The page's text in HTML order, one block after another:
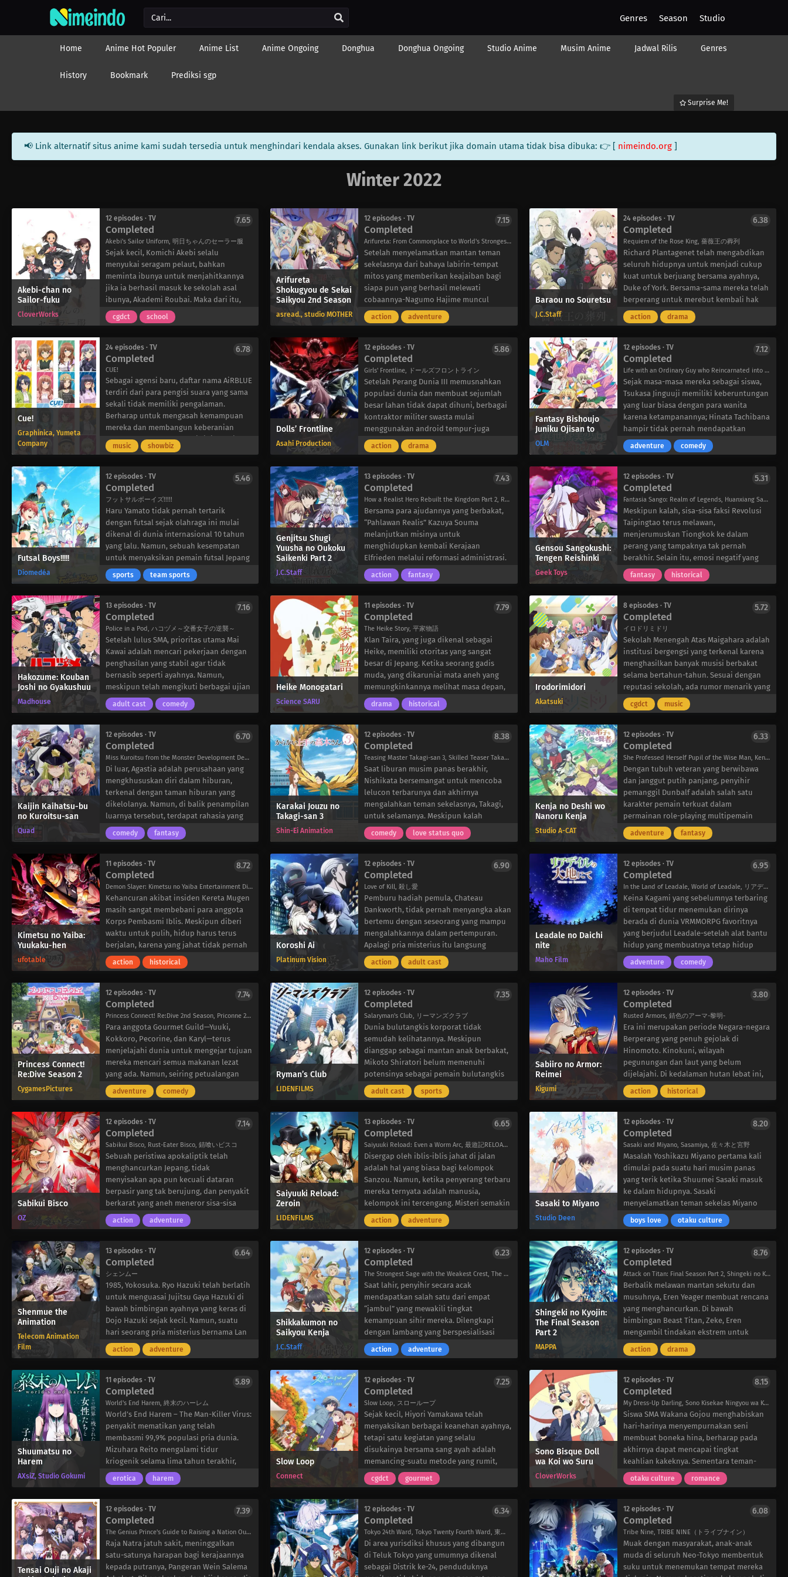
Genres Season Studio
Home Anime Hot Populer Anime List Anime Ongoing Donghua Donghua Ongoing Studio Anime Musim Anime Jadwal Rilis Genres
History Bookmark Prediksi sgp
Surprise Me!
📢 Link alternatif situs anime kami sudah tersedia untuk menghindari kendala akses. Gunakan link berikut jika domain utama tidak bisa dibuka: 👉 [ nimeindo.org ]
Winter 2022
Akebi-chan no
Sailor-fuku
CloverWorks
12 episodes · TV
Completed
Akebi's Sailor Uniform, 明日ちゃんのセーラー服
7.65
Sejak kecil, Komichi Akebi selalu
menyukai seragam pelaut, bahkan
meminta ibunya untuk menjahitkannya
jika ia berhasil masuk ke sekolah asal
ibunya, Akademi Roubai. Maka dari itu,
saat ia diterima di sekolah bergengsi itu,
Komichi sangat gembira. Namun, yang
tidak lagi menggunakan seragam pelaut
sebagai aturan berpakaiannya—yang
membuat Komichi menonjol dari teman-
teman sekolahnya. Meskipun demikian,
Komichi diberi izin untuk terus
mengenakan pakaian tradisional.
Dengan kepercayaan diri yang baru,
Komichi bertemu dengan teman-teman
sekelas yang menarik saat mereka
menjalani kehidupan sekolah bersama. Di
berkembang, hari esok yang
menyenangkan menanti mereka!
cgdct school
Arifureta
Shokugyou de Sekai
Saikyou 2nd Season
asread., studio MOTHER
12 episodes · TV
Completed
Arifureta: From Commonplace to World's Strongest Season 2, From Common Job Class to the Strongest in the World 2nd Season, ありふれた職業で世界最強 2nd Season
7.15
Setelah menyelamatkan mantan teman
sekelasnya dari bahaya labirin-tempat
mitos yang memberikan keajaiban bagi
siapa pun yang berhasil melewati
cobaannya-Nagumo Hajime muncul
sebagai pemenang, sementara para
pahlawan baru di dunia fantasi Tortus
pertama mereka. Bersama dengan teman
seperjalanannya dan anggota tim baru
Kaori Shirasaki, Nagumo melanjutkan
perjalanannya untuk menaklukkan semua
labirin dan akhirnya kembali ke dunia
asalnya.
Sementara itu, para pahlawan dari Bumi
mencoba belajar dari kesalahan mereka
dan mempersiapkan diri untuk
menghadapi invasi pasukan iblis. Saat
musuh baru dan lama mulai menjalankan
rencana jahat mereka. Sekali lagi,
Nagumo harus membuktikan bahwa dia
bisa menang melawan lawan yang paling
tangguh, sambil melindungi orang-orang
yang paling dia sayangi.
action adventure
Baraou no Souretsu
J.C.Staff
24 episodes · TV
Completed
Requiem of the Rose King, 薔薇王の葬列
6.38
Richard Plantagenet telah mengabdikan
seluruh hidupnya untuk menjadi cukup
kuat untuk berjuang bersama ayahnya,
Duke of York. Bersama-sama mereka telah
berperang untuk merebut kembali hak
atas takhta Inggris dari Raja Henry VI dan
Wangsa Lancaster. Namun, Richard muda
rahasia yang dicemooh ibunya, yang
selalu diingatkan oleh suara-suara kejam
di kepalanya. Bahkan di tengah
kekacauan pribadinya, ia beruntung
menemukan pelipur lara dalam terang
kasih sayang ayahnya. Namun ketika
Perang Mawar berubah menjadi lebih
berdarah, ambisi Richard yang membara
tumbuh sementara kesetiaan lamanya
terpecah, mengancam akan menodai
action drama
Cue!
Graphinica, Yumeta
Company
24 episodes · TV
Completed
CUE!
6.78
Sebagai agensi baru, daftar nama AiRBLUE
terdiri dari para pengisi suara yang sama
sekali tidak memiliki pengalaman.
Berharap untuk mengasah kemampuan
mereka dan membangun keberanian
secara bertahap, para gadis ini terkejut
ketika kepala agensi mereka, Masaki
akan mengikuti audisi untuk Bloomball-
manga olahraga populer yang akan
diadaptasi ke dalam bentuk anime.
Meskipun banyak rintangan yang
menghadang mereka, setiap gadis kini
memiliki kesempatan penting untuk
memulai debut mereka di dunia akting
suara yang tak ada matinya.
music showbiz
Dolls’ Frontline
Asahi Production
12 episodes · TV
Completed
Girls' Frontline, ドールズフロントライン
5.86
Setelah Perang Dunia III memusnahkan
populasi dunia dan membuat sejumlah
besar lahan tidak dapat dihuni, berbagai
kontraktor militer swasta mulai
menggunakan android tempur-juga
dikenal sebagai “T-Dolls”-untuk menjaga
perdamaian di negara-negara yang tidak
unggul daripada pejuang berdarah-
daging, T-Dolls tidak mampu merumuskan
rencana yang rumit dan dengan demikian
membutuhkan komandan manusia untuk
mengeluarkan perintah.
Sangvis Ferri adalah produsen T-Doll
terkemuka di industri ini hingga mereka
mencoba memasang T-Doll khusus
sebagai komandan tunggal perusahaan
tersebut-yang mengakibatkan kematian
menguasai pabrik Sangvis, AI yang jahat
menyatakan perang terhadap sisa-sisa
umat manusia. Sekarang menghadapi
invasi robot yang bermusuhan, Griffin &
Kryuger adalah satu-satunya organisasi
paramiliter yang cukup kuat untuk
menahan konfrontasi dan menghentikan
kemajuan mereka yang merusak.
Menyelidiki peristiwa yang berkaitan
dengan agresi Sangvis Ferri, satuan tugas
yang sangat rahasia di sebuah gudang
yang ditinggalkan, tetapi mereka segera
disergap. Berharap untuk melindungi
temuan mereka, kelompok ini
membubarkan diri untuk sementara dan
setiap Boneka bersembunyi. Sementara
itu, Gentiane yang malas namun berbakat
dipekerjakan oleh Griffin sebagai
komandan pemula dan diberi misi
pertama yang sangat penting-melacak
rahasia sebelum Sangvis Ferri bisa.
action drama
Fantasy Bishoujo
Juniku Ojisan to
OLM
12 episodes · TV
Completed
Life with an Ordinary Guy who Reincarnated into a Total Fantasy Knockout, Fabiniku, Isekai Bishoujo Juniku Ojisan, 異世界美少女受肉おじさんと
7.12
Sejak masa-masa mereka sebagai siswa,
Tsukasa Jinguuji memiliki keberuntungan
yang luar biasa dengan para wanita
karena ketampanannya; Hinata Tachibana
hampir tidak pernah mendapatkan
wanita, karena dibayangi oleh
kecemerlangan Jinguuji. Namun,
menunjukkan ketertarikan pada lawan
jenis, Tachibana selalu putus asa untuk
mendapatkan pacar. Terlepas dari
perbedaan yang sangat mencolok, mereka
tetap bersahabat baik bahkan di usia
mereka yang sudah menginjak kepala tiga
sebagai pegawai.
Suatu malam, keduanya pulang dari
sebuah pesta dansa di mana Jinguuji
menjadi pusat perhatian seperti biasa.
yang frustasi secara tidak sengaja ingin
menjadi seorang gadis cantik dengan
pesona yang tak tertahankan. Seolah-
olah langit mendengarkan, seorang dewi
tiba-tiba menampakkan diri di hadapan
Jinguuji dan Tachibana, membawa mereka
ke dunia lain untuk mengalahkan Raja
Iblis dan secara bersamaan mengabulkan
keinginan Tachibana.
Tachibana-sekarang dalam tubuh seorang
begitu menarik sehingga Jinguuji pun
terpikat. Selain itu, Tachibana semakin
menyadari penampilan Jinguuji yang
memukau, dan akhirnya memahami
popularitasnya. Sebelum mereka jatuh
cinta satu sama lain, keduanya harus
menyelesaikan misi mereka atau berisiko
menjadi tawanan kegilaan mereka
selamanya.
adventure comedy
Futsal Boys!!!!!
Diomedéa
12 episodes · TV
Completed
フットサルボーイズ!!!!!
5.46
Haru Yamato tidak pernah tertarik
dengan futsal sejak olahraga ini mulai
dikenal di dunia internasional 10 tahun
yang lalu. Namun, sebuah kesempatan
untuk menyaksikan pemain futsal Jepang
Tokinari Tennoji bertanding di Piala
Dunia U-18 benar-benar mengubah sudut
pada hari pertamanya di SMA Koyo
Gakuen, Haru dengan antusias bergabung
dengan klub futsal.
Di sana, ia bertemu dengan berbagai
pemain berbakat termasuk kapten Toi
Tsukioka, yang merupakan bagian dari
tim U-18 yang sama dengan Tennoji.
Meskipun memiliki daftar pemain yang
dinamis, Koyo Futsal Club masih memiliki
jalan panjang untuk membentuk sebuah
lawan tangguh-khususnya untuk Haru,
yang merupakan seorang pemula dalam
olahraga ini!
sports team sports
Genjitsu Shugi
Yuusha no Oukoku
Saikenki Part 2
J.C.Staff
13 episodes · TV
Completed
How a Realist Hero Rebuilt the Kingdom Part 2, Re:Construction the Elfrieden Kingdom Tales of Realistic Brave, A Realist Hero's Kingdom Restoration Chronicle, 現実主義勇者の王国再建記
7.43
Bersama para ajudannya yang berbakat,
“Pahlawan Realis” Kazuya Souma
melanjutkan misinya untuk
menghidupkan kembali Kerajaan
Elfrieden melalui reformasi administrasi.
Setelah berhasil menaklukkan Van—ibu
kota Kerajaan Amidonia—Kazuya kini
Chaos, yang ingin memberikan hukuman
karena melanggar larangan perang yang
ditetapkan oleh Perjanjian Deklarasi
Umat Manusia. Meskipun dalam situasi
yang mengerikan, Kazuya melihat jalan
untuk menghindari konflik yang tidak
perlu sambil mendapatkan sekutu baru.
Dengan rencananya yang tampaknya
sempurna, satu-satunya penghalang
untuk mencapai keberhasilan adalah
tersebut.
action fantasy
Gensou Sangokushi:
Tengen Reishinki
Geek Toys
12 episodes · TV
Completed
Fantasia Sango: Realm of Legends, Huanxiang Sanguozhi, 幻想三國誌 -天元霊心記-
5.31
Meskipun kalah, sisa-sisa faksi Revolusi
Taipingtao terus melawan,
menjerumuskan Tiongkok ke dalam
perang yang tampaknya tak pernah
berakhir. Selain itu, emosi negatif yang
ditinggalkan oleh jumlah korban jiwa
pemberontakan yang besar mulai
makhluk ganas yang disebut “wangliang.”
Makhluk-makhluk ini dapat merasuki
manusia dan mengubahnya menjadi
setan yang mengerikan, sehingga
menyebabkan lebih banyak kematian dan
racun serta menciptakan lingkaran setan
yang menimbulkan keputusasaan lebih
lanjut di negeri itu.
Sebagai tindakan balasan, para dewa
abadi yang dikenal sebagai “Tianyuan”
menjadi “Pemburu.” Yang menyertai
mereka adalah “Guizhan,” spesialis yang
diciptakan oleh Tianyuan yang dapat
menyerap racun dan berubah menjadi
setan sendiri, bertindak sebagai senjata
yang sangat diperlukan untuk melawan
wangliang.
Setelah kecelakaan tragis yang
melibatkan Guizhan yang lepas kendali
menyebabkan pembubaran Unit Pemburu
Pemburu yang menjanjikan—yaitu Ji Ying,
Qiao Xun, dan Yan Ding—untuk
mereformasi kelompok tersebut. Namun,
karena alasan yang tidak diketahui,
Tianyuan juga menunjuk Xiao Ling—
Guizhan muda yang bertanggung jawab
atas kejatuhan unit sebelumnya—untuk
bertarung bersama ketiganya. Meskipun
ketegangan meningkat, para anggota tim
yang dihidupkan kembali harus
secara kolektif menggunakan
kemampuan mereka untuk mencapai
kemenangan melawan musuh bersama.
fantasy historical
Hakozume: Kouban
Joshi no Gyakushuu
Madhouse
13 episodes · TV
Completed
Police in a Pod, ハコヅメ～交番女子の逆襲～
7.16
Setelah lulus SMA, prioritas utama Mai
Kawai adalah mencari pekerjaan dengan
penghasilan yang stabil agar tidak
bernasib seperti ayahnya. Namun,
meskipun telah mengikuti berbagai ujian
pegawai negeri, ia dihadapkan pada
kenyataan pahit: hampir semua lembaga
menerimanya adalah akademi kepolisian,
yang dengan berat hati ia masuki.
Bahkan sekarang setelah dia menjadi
seorang perwira polisi yang sebenarnya,
dunia masih tetap kejam terhadap Mai.
Karena profesinya, dia secara tak terduga
menerima kritik terus-menerus dari warga
yang tidak puas. Karena kecewa dengan
perlakuan yang tidak bersahabat, ia
memutuskan untuk mengajukan surat
bekerja.
Namun, di hari yang sama ketika Mai
memilih untuk berhenti, ia bertemu
dengan Seiko Fuji-mantan kepala Divisi
Urusan Kriminal yang ditugaskan sebagai
instruktur barunya. Menemukan rekan
kerja barunya yang mempesona, Mai
menunda untuk pergi dan memberikan
kesempatan kedua pada pekerjaannya
yang tidak menarik.
adult cast comedy
Heike Monogatari
Science SARU
11 episodes · TV
Completed
The Heike Story, 平家物語
7.79
Klan Taira, yang juga dikenal sebagai
Heike, memiliki otoritas yang sangat
besar di Jepang. Ketika seorang gadis
muda, yang dikaruniai mata aneh yang
memungkinkannya melihat masa depan,
dengan bodohnya tidak menghormati
klan, ayahnya membayar harga
setelah itu, seperti yang sudah
ditakdirkan, Taira no Shigemori-putra
tertua dari pemimpin klan-bertemu
dengan gadis malang yang sama, yang
sekarang menyebut dirinya “Biwa.” Biwa
memberitahunya bahwa keruntuhan
Heike sudah dekat. Setelah mengetahui
ketidakadilan besar yang diderita Biwa di
tangan Heike, Shigemori bersumpah
untuk menerimanya dan merawatnya
Di era ketegangan militer yang meningkat,
Heike berada di tengah-tengah
perebutan kekuasaan yang licik, dan
perang berlumuran darah sudah di depan
mata. Shigemori, yang matanya dapat
melihat arwah orang mati, merasa cemas
sekaligus penuh harapan untuk
mencegah kehancuran klannya. Namun,
Biwa enggan mengungkapkan masa
depan kepadanya dan harus beradaptasi
dengan kebahagiaan dan kesedihan
dalam bab penting dalam sejarah Jepang
ini.
drama historical
Irodorimidori
Akatsuki
8 episodes · TV
Completed
イロドリミドリ
5.72
Sekolah Menengah Atas Maigahara adalah
institusi bergengsi yang terkenal karena
menghasilkan banyak musisi berbakat
selama bertahun-tahun. Sesuai dengan
reputasi sekolah, ada rumor menarik yang
beredar di antara para siswanya: siapa
pun yang memberikan penampilan
akan mendapatkan nilai tambahan.
Serina Akesaka adalah seorang siswa
tahun pertama yang hampir gagal dalam
pelajarannya. Setelah mengingat rumor
yang beredar, Serina memutuskan untuk
merekrut empat orang siswa – Nazuna
Tennouzu, Aliciana Ogata, Hakobe Naru,
dan Nagi Kobotoke – untuk membentuk
sebuah band bersamanya. Ketika kelima
gadis yang penuh semangat ini memulai
akan mereka hasilkan pasti akan
menyentuh hati semua orang dan
meninggalkan dampak yang abadi.
cgdct music
Kaijin Kaihatsu-bu
no Kuroitsu-san
Quad
12 episodes · TV
Completed
Miss Kuroitsu from the Monster Development Department, 怪人開発部の黒井津さん
6.70
Di luar, Agastia adalah perusahaan yang
mengkhususkan diri dalam hiburan,
terkenal dengan taman hiburan yang
dikelolanya. Namun, di balik penampilan
luarnya tersebut, terdapat rahasia yang
sangat penting: Agastia adalah salah satu
dari berbagai organisasi jahat yang
menguasai dunia. Terlepas dari sifat
aslinya, perusahaan tersebut
menawarkan daya tarik yang membuatnya
layak untuk bertahan dalam lingkungan
kerja tersebut. Dipimpin oleh
pemimpinnya yang hebat, Akashic, Agastia
baru-baru ini menjadi pelopor dalam
mencapai tujuan bersama rekan-
rekannya.
Bekerja untuk Divisi Pengembangan
seorang peneliti yang terutama
melakukan kerja lapangan karena
keanehan para seniornya. Pekerjaan
sehari-hari Kuroitsu juga termasuk
memberikan presentasi dan proposal
yang tiba-tiba, memenuhi harapan yang
tidak masuk akal untuk desain monster,
dan menemani monster tersebut untuk
menghadapi kekalahan yang tak
terelakkan oleh musuh-musuh Agastia.
menghentikan Kuroitsu untuk melakukan
yang terbaik jika itu berarti mendapatkan
promosi yang diinginkannya!
comedy fantasy
Karakai Jouzu no
Takagi-san 3
Shin-Ei Animation
12 episodes · TV
Completed
Teasing Master Takagi-san 3, Skilled Teaser Takagi-san 3rd Season, Karakai Jouzu no Takagi-san Third Season, からかい上手の高木さん3
8.38
Saat liburan musim panas berakhir,
Nishikata bersemangat untuk mencoba
lelucon terbarunya dan akhirnya
mengalahkan teman sekelasnya, Takagi,
untuk selamanya. Meskipun kalah
beruntun, dia perlahan-lahan mulai
mengetahui cara kerja pikirannya yang
motivasi Takagi di balik godaannya
mungkin tidak seperti yang dia duga. Satu
hal yang pasti: setiap hari yang
menyenangkan untuk menyusun strategi
dan berkompetisi membuat keduanya
semakin dekat.
comedy love status quo
Kenja no Deshi wo
Nanoru Kenja
Studio A-CAT
12 episodes · TV
Completed
She Professed Herself Pupil of the Wise Man, Kendeshi, 賢者の弟子を名乗る賢者
6.33
Dengan tubuh veteran yang berwibawa
dan janggut putih panjang, penyihir
pemanggil Dunbalf adalah salah satu
karakter pemain terkuat dalam
permainan role-playing multipemain
daring realitas virtual Ark Earth Online,
bahkan digembar-gemborkan sebagai
“Sembilan Penyihir Bijak” dan Raja
Salomo, mereka membentuk pemain
penyihir Kerajaan Alcait. Namun suatu
hari, Dunbalf dan Sembilan Penyihir Bijak
lainnya tiba-tiba menghilang tanpa
meninggalkan jejak.
Dalam upaya untuk menghabiskan
kreditnya yang sudah habis, Dunbalf
membeli perlengkapan kosmetik dan
mengutak-atik karakternya; namun,
proses penyesuaian. Saat bangun,
Dunbalf tidak hanya menyadari bahwa
dunia Ark Earth Online menjadi lebih
realistis, tetapi juga menemukan bahwa
ia telah berubah menjadi seorang gadis
yang imut! Setelah sampai di Alcait, dia
mengetahui bahwa sudah 30 tahun
berlalu sejak dia menghilang.
Sekarang ditugaskan untuk menemukan
penyihir lain yang hilang oleh Raja
menyatakan identitas barunya sebagai
Mira-Murid Orang Bijak Dunbalf-dan
bertualang untuk membuktikan
warisannya.
adventure fantasy
Kimetsu no Yaiba:
Yuukaku-hen
ufotable
11 episodes · TV
Completed
Demon Slayer: Kimetsu no Yaiba Entertainment District Arc, 鬼滅の刃 遊郭編
8.72
Kehancuran akibat insiden Kereta Mugen
masih sangat membebani para anggota
Korps Pembasmi Iblis. Meskipun diberi
waktu untuk pulih, hidup harus terus
berjalan, karena yang jahat tidak pernah
tidur: iblis yang ganas meneror para
wanita cantik di Distrik Hiburan
dan ketiga istrinya sedang menangani
kasus ini. Namun, ketika dia segera
kehilangan kontak dengan pasangannya,
Tengen takut akan hal terburuk dan
meminta bantuan Tanjirou Kamado,
Zenitsu Agatsuma, dan Inosuke Hashibira
untuk menyusup ke rumah-rumah paling
terkemuka di distrik ini dan menemukan
Iblis Tingkat Atas yang bejat.
action historical
Koroshi Ai
Platinum Vision
12 episodes · TV
Completed
Love of Kill, 殺し愛
6.90
Pemburu hadiah pemula, Chateau
Dankworth, tidak pernah menyangka akan
bertemu dengan seseorang yang mampu
mengalahkannya dalam pertempuran.
Apalagi pria misterius itu langsung
tertarik padanya-sampai-sampai
membantu misinya. Namun, Chateau
rencana untuk menjalin hubungan
pribadi dengannya.
Perusahaan Chateau segera ditugaskan
untuk menghabisi Song Ryang-ha-
seorang pembunuh bayaran yang ahli dan
mantan anggota organisasi yang kuat di
Asia. Secara kebetulan, Ryang-ha adalah
pria yang selama ini mengejarnya.
Terlepas dari latar belakangnya, Chateau
dengan enggan setuju untuk bertemu
kesepakatan: sebagai imbalan untuk
berkencan dengannya, dia akan
memberinya lokasi target saat ini, hidup
atau mati.
Namun ketika masa lalu mulai
menghantui kedua pembunuh itu,
kesepakatan mereka mungkin harus
berakhir, karena keterikatan mereka
membuat hidup mereka terancam.
action adult cast
Leadale no Daichi
nite
Maho Film
12 episodes · TV
Completed
In the Land of Leadale, World of Leadale, リアデイルの大地にて
6.95
Keina Kagami yang sebelumnya terbaring
di tempat tidur menemukan dirinya
berada di dunia VRMMORPG favoritnya
yang berjudul Leadale-setelah alat bantu
hidup yang membuatnya tetap hidup
gagal. Bereinkarnasi dalam tubuh
karakter level tingginya, “Cayna,” ia
dengan dunia yang pernah ia mainkan.
Setelah dia belajar, dua ratus tahun telah
berlalu sejak terakhir kali dia berinteraksi
dengan dunia. Namun, hal ini tidak
membuat Cayna sedih-karena ini berarti
perjalanan baru telah menunggunya,
penuh dengan prospek yang menarik dan
wajah-wajah asing yang menunggu untuk
dijelajahi.
adventure comedy
Princess Connect!
Re:Dive Season 2
CygamesPictures
12 episodes · TV
Completed
Princess Connect! Re:Dive 2nd Season, Priconne 2nd Season, プリンセスコネクト! Re:Dive Season 2
7.74
Para anggota Gourmet Guild—Yuuki,
Kokkoro, Pecorine, dan Karyl—terus
menjelajahi dunia untuk mengejar tujuan
mereka mencari semua makanan lezat
yang ada. Namun, seiring petualangan
mereka berlanjut, misteri di balik
kenangan Yuuki, kesetiaan Karyl, dan
tampaknya membentuk kebenaran yang
membentuk fondasi dunia.
adventure comedy
Ryman’s Club
LIDENFILMS
12 episodes · TV
Completed
Salaryman's Club, リーマンズクラブ
7.35
Dunia bulutangkis korporat tidak
semudah kelihatannya. Meskipun
dianggap sebagai mantan anak berbakat,
Mikoto Shiratori belum memenuhi
potensinya sebagai pemain bulutangkis
untuk Mitsuhoshi Bank. Karena sebuah
insiden di masa lalu, Mikoto mencoba
tunggal; namun, ia gagal memberikan
hasil yang positif, yang membuat
atasannya kecewa.
Setelah dipecat dari bank, Mikoto
direkrut oleh tim bulutangkis perusahaan
Sunlight Beverage. Yang mengejutkan,
tidak hanya latihan yang dimulai pada
malam hari, tetapi dia juga harus bekerja
di bagian penjualan perusahaan pada
siang hari. Meskipun ini bukan
bahwa dia diundang hanya untuk
berolahraga. Lebih buruk lagi, dia dipaksa
untuk bertanding di nomor ganda
meskipun dia enggan.
Berjuang untuk menyesuaikan diri
dengan kehidupan profesional barunya,
Mikoto mulai meragukan keputusannya
untuk bergabung dengan perusahaan.
Namun, ketika ia belajar lebih banyak
tentang rekan-rekan setimnya yang baru,
yang diperlukan untuk memajukan karier
bulutangkisnya.
adult cast sports
Sabiiro no Armor:
Reimei
Kigumi
12 episodes · TV
Completed
Rusted Armors, 錆色のアーマ-黎明-
3.80
Era ini merupakan periode Negara-negara
Berperang yang penuh gejolak di
Hinomoto. Kinokuni, wilayah
pegunungan dan laut yang belum
dijelajahi. Di kedalaman hutan lebat ini,
terdapat sebuah kelompok yang
menggunakan “Yatagarasu” sebagai
menggunakan senjata api sebagai
senjata. Nama mereka adalah “Saikashu”.
“Magoichi” adalah orang yang datang dari
negara asing yang mewarisi nama
tersebut sebagai kepala Saikashu. Di sisi
lain, “Saburo” dengan cepat merasakan
tanda-tanda agresi dari kekuatan Eropa
dan berjuang untuk melindungi
Hinomoto.
Nasib keduanya yang awalnya tidak akan
melawan penjajah yang datang dari
negara asing ─!
action historical
Sabikui Bisco
OZ
12 episodes · TV
Completed
Sabikui Bisco, Rust-Eater Bisco, 錆喰いビスコ
7.14
Sebuah peristiwa apokaliptik telah
menghancurkan Jepang, tidak
menyisakan apa pun kecuali dataran
berpasir yang tak berujung, dan penyakit
berkarat yang aneh meneror sisa-sisa
peradaban. Menurut pemerintah,
keadaan dunia baru yang mengerikan ini
disebarkan oleh orang-orang seperti
Bisco Akaboshi, yang dijuluki “Jamur
Pemakan Manusia.”
Namun Bisco akan membantahnya. Pada
kenyataannya, dia adalah “Pelindung
Jamur,” yang bertekad untuk menemukan
jamur “Sabikui” yang legendaris-yang
disebut-sebut sebagai obat terbaik untuk
penyakit karat. Bergabung dengannya
dalam pencariannya adalah kepiting
Milo Nekoyanagi, yang secara aktif
mencari pengobatan keracunan karat
untuk saudara perempuannya yang sakit.
Terlepas dari prasangka buruk yang
ditujukan kepadanya oleh orang-orang
biasa, Bisco menolak untuk menyerah
dalam usahanya untuk memurnikan
dunia yang membusuk.
action adventure
Saiyuuki Reload:
Zeroin
LIDENFILMS
13 episodes · TV
Completed
Saiyuuki Reload: Even a Worm Arc, 最遊記RELOAD -ZEROIN-
6.65
Disergap oleh iblis-iblis jahat di jalan
adalah hal yang biasa bagi kelompok
Sanzou. Namun, ketika penyerang terbaru
mereka ternyata adalah manusia,
kelompok ini tercengang. Misteri semakin
dalam ketika mereka bertemu dengan
seorang pendeta pengembara, Hazel
mengesankan, Gaty Nene Hawk. Pasangan
ini berasal dari ujung Barat, dengan Hazel
menggunakan kekuatan kebangkitannya
untuk membantu desa-desa yang dilanda
kesedihan. Meskipun kemampuannya
disambut baik oleh masyarakat,
kebenaran di baliknya tidak seajaib
kelihatannya. Selain itu, manusia yang
dibangkitkan mendapatkan mata emas,
sifat yang mereka miliki bersama dengan
Tampaknya niat pendeta yang ramah ini
tidak semurah hati yang diperkirakan –
dan kelompok Sanzou tinggal selangkah
lagi untuk mengungkapnya.
action adventure
Sasaki to Miyano
Studio Deen
12 episodes · TV
Completed
Sasaki and Miyano, Sasamiya, 佐々木と宮野
8.20
Masalah Yoshikazu Miyano pertama kali
dimulai pada suatu hari musim panas
yang terik ketika Shuumei Sasaki masuk
ke dalam hidupnya. Sasaki
menyelamatkan teman sekelas Miyano
dari sekelompok pengganggu, dan
setelah itu, Miyano tampaknya tidak bisa
itu. Kekaguman diam-diamnya terhadap
Sasaki berangsur-angsur berubah
menjadi kekesalan setiap kali si
berandalan itu menolak untuk
meninggalkannya sendirian. Terus-
menerus dipanggil dengan nama
panggilan yang lucu dan batasan-
batasannya diabaikan, Miyano bertanya-
tanya mengapa Sasaki ingin dekat
dengannya.
menyimpan rahasia yang memalukan—dia
adalah seorang “fudanshi,” seorang anak
laki-laki yang menyukai manga cinta anak
laki-laki (BL). Hal terakhir yang dia
inginkan adalah siswa lain
mengetahuinya, tetapi melalui kesalahan
lidah, dia mengungkapkan kebenaran
kepada Sasaki. Penasaran, Sasaki yang
tidak tahu apa-apa meminta untuk
meminjam buku untuk dibaca, yang
enggan. Yang mengejutkan Miyano, Sasaki
menikmati BL yang diterimanya dan
meminta lebih banyak, menandai
perubahan dalam dinamika aneh mereka.
Meskipun Sasaki tampaknya memiliki
beberapa agenda pribadi, perasaannya
boys love otaku culture
Shenmue the
Animation
Telecom Animation
Film
13 episodes · TV
Completed
シェンムー
6.64
1985, Yokosuka. Ryo Hazuki telah berlatih
untuk menguasai Jujitsu Gaya Hazuki di
bawah bimbingan ayahnya yang keras di
Dojo Hazuki sejak kecil. Namun, suatu
hari seorang pria misterius bernama Lan
Di membunuh ayahnya dan mengambil
“cermin” yang dilindungi ayahnya. Ryo
di balik pembunuhan ayahnya, tetapi
segera menemukan dirinya terjebak
dalam perang antara organisasi bawah
tanah …. Bepergian dari Yokosuka ke
Hong Kong, perjalanan panjang Ryo pun
dimulai!
action adventure
Shikkakumon no
Saikyou Kenja
J.C.Staff
12 episodes · TV
Completed
The Strongest Sage with the Weakest Crest, The Strongest Sage of Disqualified Crest, Shikkakumon no Saikyokenja, 失格紋の最強賢者
6.23
Saat lahir, penyihir secara acak
mendapatkan salah satu dari empat
“jambul” yang mewakili tingkat
kemampuan sihir mereka. Dilengkapi
dengan lambang yang berspesialisasi
dalam penciptaan, seorang pria bernama
Gayus mencapai puncak potensinya, dan
Terlepas dari kekuatannya yang luar
biasa, dia tidak puas dengan
kemampuannya dan berkeinginan untuk
memiliki tanda yang cocok untuk
pertarungan jarak dekat. Mengetahui
bahwa lambang seseorang tidak dapat
diubah, Gayus memutuskan untuk
bereinkarnasi jauh ke masa depan,
dengan harapan dapat mengubah
nasibnya.
kembali sebagai Mathias Hildesheimer,
dan berhasil mendapatkan jambul yang
telah lama didambakannya. Namun, dia
terkejut saat mengetahui bahwa pada
masa ini, sihir telah sangat berkurang,
dan teknik yang dulunya digunakan
action adventure
Shingeki no Kyojin:
The Final Season
Part 2
MAPPA
12 episodes · TV
Completed
Attack on Titan: Final Season Part 2, Shingeki no Kyojin Season 4, Attack on Titan Season 4, 進撃の巨人 The Final Season Part 2
8.76
Berbalik melawan mantan sekutu dan
musuhnya, Eren Yeager membuat rencana
yang menghancurkan. Di bawah
bimbingan Beast Titan, Zeke, Eren
mengambil tindakan ekstrem untuk
mengakhiri konflik kuno antara Marley
dan Eldia-tetapi niat sejatinya tetap
keluarganya, Eren berjuang untuk
mengendalikan takdirnya sendiri.
Sementara itu, bangsa Marley dan Eldia
yang telah lama berseteru memanfaatkan
tentara dan Titan dalam perlombaan
brutal untuk menghabisi satu sama lain.
Reiner Braun menggunakan kekuatannya
sendiri dalam upaya putus asa untuk
menahan kekuatan militeristik Eren, dan
rekan-rekannya sesama Eldia-anak-anak
keras untuk bertahan hidup dalam
kekacauan yang terjadi.
Di tempat lain, teman masa kecil Eren,
Mikasa Ackerman dan Armin Arlert, tetap
dipenjara bersama mantan rekan-rekan
Eren di Korps Survei, yang semuanya
action drama
Shuumatsu no
Harem
AXsiZ, Studio Gokumi
11 episodes · TV
Completed
World's End Harem, 終末のハーレム
5.89
World’s End Harem – The Man-Killer Virus:
penyakit mematikan yang telah
membasmi 99,9% populasi pria dunia.
Mizuhara Reito mengalami tidur
kriogenik selama lima tahun terakhir,
meninggalkan Tachibana Erisa, gadis
impiannya. Ketika Reito terbangun dari
yang gila seks di mana dia sendiri adalah
sumber daya paling berharga di planet
ini. Reito dan empat pejantan lainnya
diberi kehidupan mewah dan satu misi
sederhana: mengisi kembali dunia
dengan menghamili sebanyak mungkin
erotica harem
Slow Loop
Connect
12 episodes · TV
Completed
Slow Loop, スローループ
7.25
Sejak kecil, Hiyori Yamakawa telah
menyaksikan berbagai keanehan ayahnya,
tetapi satu kegiatan yang selalu
disukainya bersama sang ayah adalah
memancing-suatu metode yang rumit,
namun bermanfaat untuk menangkap
ikan. Bahkan setelah kematiannya yang
pantai di waktu senggangnya, menikmati
kegembiraan yang diberikan oleh
kenang-kenangan ayahnya.
Tiga tahun kemudian, ibu Hiyori
memutuskan untuk menikah lagi dan
mengatur makan malam dengan
cgdct gourmet
Sono Bisque Doll
wa Koi wo Suru
CloverWorks
12 episodes · TV
Completed
My Dress-Up Darling, Sono Kisekae Ningyou wa Koi wo Suru, KiseKoi, その着せ替え人形は恋をする
8.15
Siswa SMA Wakana Gojou menghabiskan
hari-harinya menyempurnakan seni
membuat boneka hina, berharap pada
akhirnya dapat mencapai tingkat
keahlian kakeknya. Sementara teman-
teman remajanya menyibukkan diri
dengan budaya pop, Gojou menemukan
untuk boneka-bonekanya. Meskipun
demikian, ia berusaha keras untuk
merahasiakan hobinya yang unik, karena
ia yakin akan diejek jika hal itu
terungkap.
Marin Kitagawa muncul, seorang gadis
otaku culture romance
Tensai Ouji no Akaji
12 episodes · TV
Completed
The Genius Prince's Guide to Raising a Nation Out of Debt, 天才王子の赤字国家再生術
7.39
Raja Natra jatuh sakit, meninggalkan
satu-satunya harapan bagi kerajaannya
kepada putranya, Pangeran Wein Salema
12 episodes · TV
Completed
Tokyo 24th Ward, Tokyo Twenty Fourth Ward, 東京24区
6.34
Di area yurisdiksi khusus yang dibangun
di Teluk Tokyo yang umumnya dikenal
sebagai Distrik ke-24, penduduknya
12 episodes · TV
Completed
Tribe Nine, TRIBE NINE（トライブナイン）
6.08
Muak dengan masyarakat, anak-anak
muda di seluruh Neo-Tokyo membentuk
suku untuk menemukan tempat mereka